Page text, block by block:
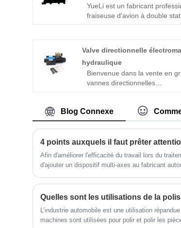
YueLi est un fabricant
fraiseuse d'avion à double
contacter.
Valve directionnelle
hydraulique
Bienvenue dans la vente en
vannes directionnelles
reçoit une réponse dans les
YueLi est le fabricant
nous aimerions vous fournir
directionnelle
hydraulique et nous vous
meilleur service après-vente et
Blog Connexe
Afin d'améliorer l'efficacité du travail lors du
d'ajouter un dispositif multi-axes au fabricant
exigences des produits traités réels.
Quelles sont les utilisations de la
L’industrie automobile est une utilisation
machines sont utilisées pour polir et polir les